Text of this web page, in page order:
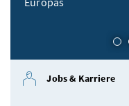
Jobs & Karriere